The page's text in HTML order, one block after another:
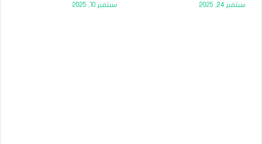
سبتمبر 24, 2025 سبتمبر 10, 2025